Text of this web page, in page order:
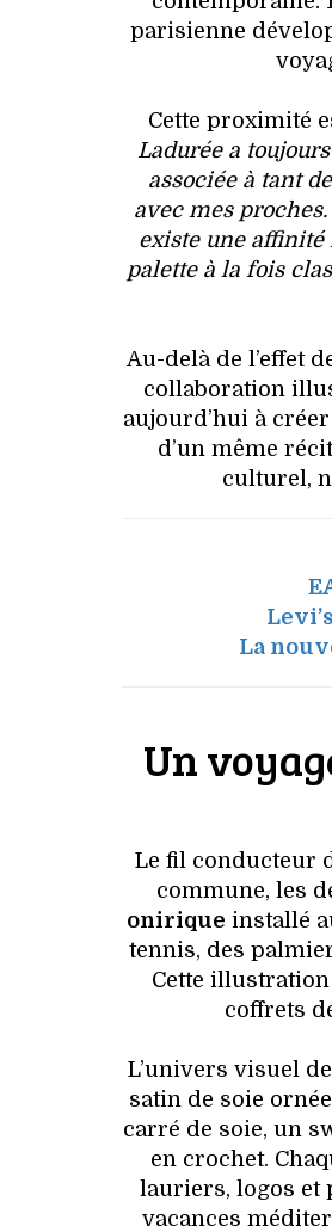
parisienne
Cette proximité
Ladurée a
associée à tant
avec mes
existe une affinité
palette à la fois
Au-delà de l’effet
collaboration
aujourd’hui à
d’un même
culturel,
La
Un
Le fil conducteur
commune, les
onirique installé
tennis, des
Cette
coffrets
L’univers visuel
satin de soie
carré de soie, un
en crochet.
lauriers, logos et
vacances